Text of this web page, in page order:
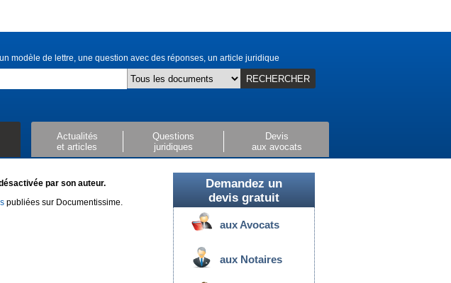
modèle de lettre, une question avec des réponses, un article juridique
RECHERCHER
Actualités
et articles
Questions
juridiques
Devis
aux avocats
par son auteur.
publiées sur Documentissime.
Demandez un
devis gratuit
aux Avocats
aux Notaires